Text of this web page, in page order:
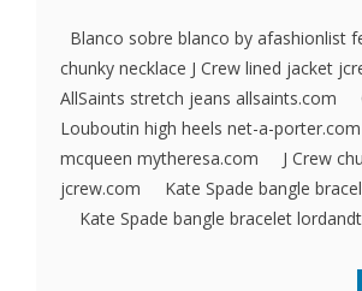
Blanco sobre blanco by afashionlist
chunky necklace J Crew lined jacket
AllSaints stretch jeans allsaints.com
Louboutin high heels net-a-
mcqueen mytheresa.com J Crew
jcrew.com Kate Spade bangle
Kate Spade bangle bracelet